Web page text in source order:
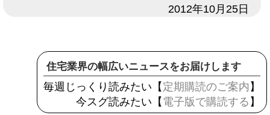
2012年10月25日
住宅業界の幅広いニュースをお届けします
毎週じっくり読みたい【 定期購読のご案内 】
今スグ読みたい【 電子版で購読する 】